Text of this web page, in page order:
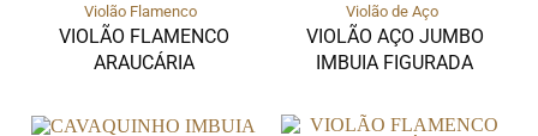
Violão Flamenco
VIOLÃO FLAMENCO
ARAUCÁRIA
Violão de Aço
VIOLÃO AÇO JUMBO
IMBUIA FIGURADA